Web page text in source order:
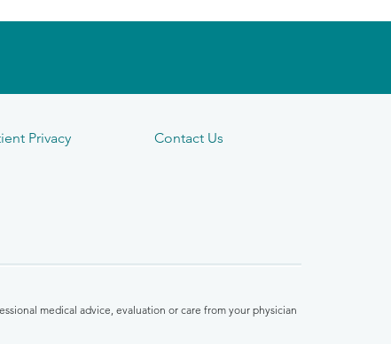
Privacy Contact Us
medical advice, evaluation or care from your physician